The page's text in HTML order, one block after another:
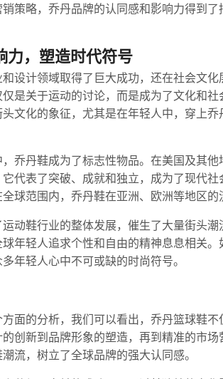
策略，乔丹品牌的认同感和影响力得到
力，塑造时代符号
设计领域取得了巨大成功，还在社会文
是关于运动的讨论，而是成为了文化和
文化的象征，尤其是在年轻人中，穿上乔
乔丹鞋成为了标志性物品。在美国及其
代表了突破、成就和独立，成为了现代
球范围内，乔丹鞋在亚洲、欧洲等地区的
动鞋行业的整体发展，催生了大量街头
年轻人追求个性和自由的精神息息相关
年轻人心中不可或缺的时尚符号。
面的分析，我们可以看出，乔丹篮球鞋
创新到品牌形象的塑造，再到精准的市
流，树立了全球品牌的强大认同感。